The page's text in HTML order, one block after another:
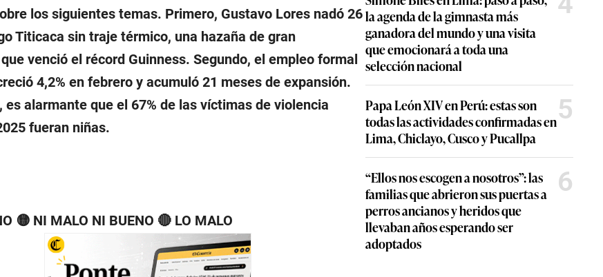
los siguientes temas. Primero, Gustavo Lores nadó 26
Titicaca sin traje térmico, una hazaña de gran
venció el récord Guinness. Segundo, el empleo formal
4,2% en febrero y acumuló 21 meses de expansión.
es alarmante que el 67% de las víctimas de violencia
fueran niñas.
🟡 NI MALO NI BUENO 🔴 LO MALO
la agenda de la gimnasta más
ganadora del mundo y una visita
que emocionará a toda una
selección nacional
Papa León XIV en Perú: estas son
todas las actividades confirmadas en
Lima, Chiclayo, Cusco y Pucallpa
5
“Ellos nos escogen a nosotros”: las
familias que abrieron sus puertas a
perros ancianos y heridos que
llevaban años esperando ser
adoptados
6